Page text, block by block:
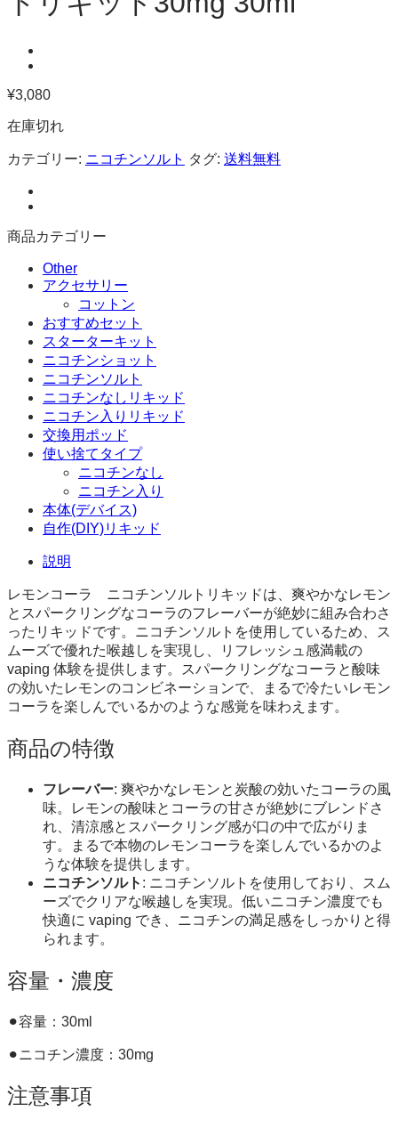
¥3,080
在庫切れ
カテゴリー: ニコチンソルト タグ: 送料無料
商品カテゴリー
Other
アクセサリー
コットン
おすすめセット
スターターキット
ニコチンショット
ニコチンソルト
ニコチンなしリキッド
ニコチン入りリキッド
交換用ポッド
使い捨てタイプ
ニコチンなし
ニコチン入り
本体(デバイス)
自作(DIY)リキッド
説明
レモンコーラ ニコチンソルトリキッドは、爽やかなレモン
とスパークリングなコーラのフレーバーが絶妙に組み合わさ
ったリキッドです。ニコチンソルトを使用しているため、ス
ムーズで優れた喉越しを実現し、リフレッシュ感満載の
vaping 体験を提供します。スパークリングなコーラと酸味
の効いたレモンのコンビネーションで、まるで冷たいレモン
コーラを楽しんでいるかのような感覚を味わえます。
商品の特徴
フレーバー: 爽やかなレモンと炭酸の効いたコーラの風
味。レモンの酸味とコーラの甘さが絶妙にブレンドさ
れ、清涼感とスパークリング感が口の中で広がりま
す。まるで本物のレモンコーラを楽しんでいるかのよ
うな体験を提供します。
ニコチンソルト : ニコチンソルトを使用しており、スム
ーズでクリアな喉越しを実現。低いニコチン濃度でも
快適に vaping でき、ニコチンの満足感をしっかりと得
られます。
容量・濃度
⚫︎容量：30ml
⚫︎ニコチン濃度：30mg
注意事項